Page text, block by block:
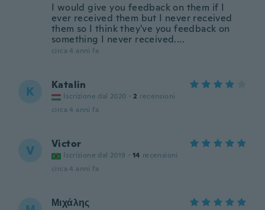
I would give you feedback on them if I
ever received them but I never received
them so I think they've you feedback on
something I never received....
circa 4 anni fa
K Katalin
Iscrizione dal 2020 · 2 recensioni
circa 4 anni fa
V Victor
Iscrizione dal 2019 · 14 recensioni
circa 4 anni fa
Μιχάλης